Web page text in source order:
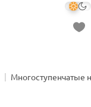
Многоступенчатые